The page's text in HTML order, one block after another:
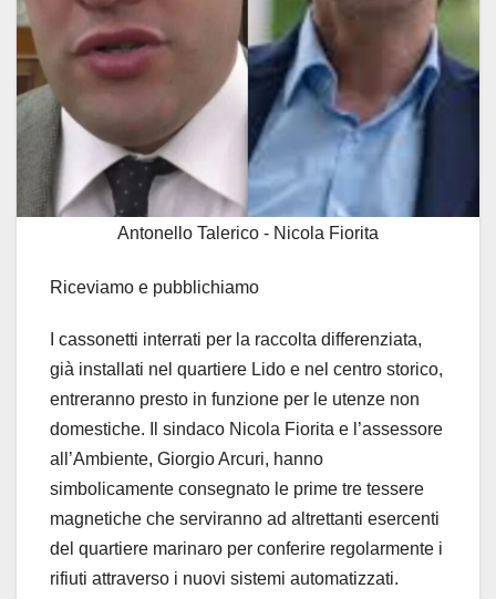
Antonello Talerico - Nicola Fiorita
Riceviamo e pubblichiamo
I cassonetti interrati per la raccolta differenziata,
già installati nel quartiere Lido e nel centro storico,
entreranno presto in funzione per le utenze non
domestiche. Il sindaco Nicola Fiorita e l’assessore
all’Ambiente, Giorgio Arcuri, hanno
simbolicamente consegnato le prime tre tessere
magnetiche che serviranno ad altrettanti esercenti
del quartiere marinaro per conferire regolarmente i
rifiuti attraverso i nuovi sistemi automatizzati.